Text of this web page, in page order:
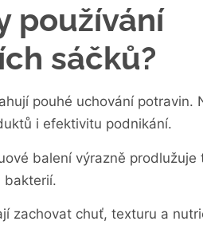
používání
sáčků?
pouhé uchování potravin.
i efektivitu podnikání.
balení výrazně prodlužuje
bakterií.
zachovat chuť, texturu a